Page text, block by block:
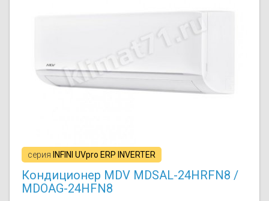
серия INFINI UVpro ERP INVERTER
Кондиционер MDV MDSAL-24HRFN8 /
MDOAG-24HFN8